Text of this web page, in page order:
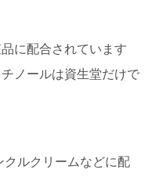
に配合されています
ノールは資生堂だけで
クルクリームなどに配